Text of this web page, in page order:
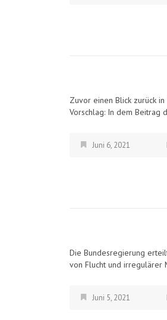
Zuvor einen Blick zurück
Vorschlag: In dem Beitrag
Juni 6, 2021
Die Bundesregierung
von Flucht und irregulärer
Juni 5, 2021